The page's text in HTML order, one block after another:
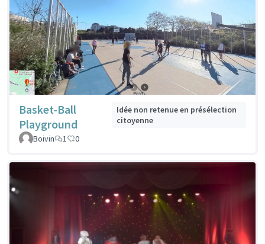
Basket-Ball
Playground
Idée non retenue en présélection
citoyenne
Boivin
1 0